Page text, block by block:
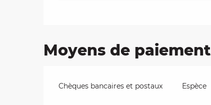
Moyens de paiement
Chèques bancaires et postaux Espèce